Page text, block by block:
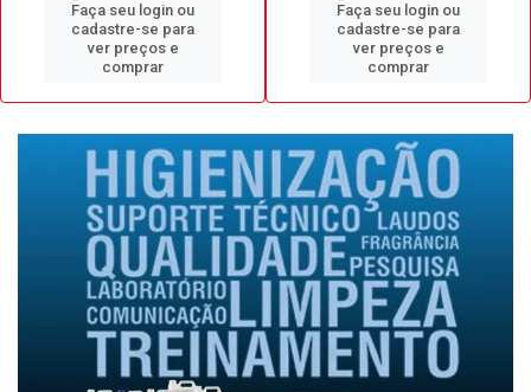
Faça seu login ou
cadastre-se para
ver preços e
comprar
Faça seu login ou
cadastre-se para
ver preços e
comprar